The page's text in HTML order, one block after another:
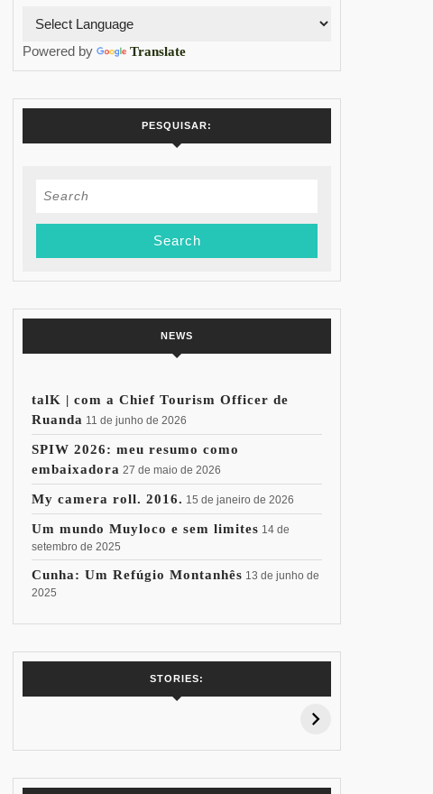
Powered by Translate
PESQUISAR:
Search
NEWS
talK | com a Chief Tourism Officer de
Ruanda 11 de junho de 2026
SPIW 2026: meu resumo como
embaixadora 27 de maio de 2026
My camera roll. 2016. 15 de janeiro de 2026
Um mundo Muyloco e sem limites 14 de
setembro de 2025
Cunha: Um Refúgio Montanhês 13 de junho de
2025
STORIES:
7 Vinhos com +
15% de
Pessoal: Os